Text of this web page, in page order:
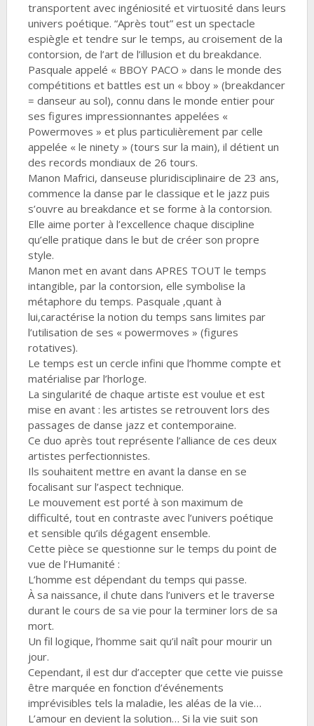
transportent avec ingéniosité et virtuosité dans leurs
univers poétique. “Après tout” est un spectacle
espiègle et tendre sur le temps, au croisement de la
contorsion, de l’art de l’illusion et du breakdance.
Pasquale appelé « BBOY PACO » dans le monde des
compétitions et battles est un « bboy » (breakdancer
= danseur au sol), connu dans le monde entier pour
ses figures impressionnantes appelées «
Powermoves » et plus particulièrement par celle
appelée « le ninety » (tours sur la main), il détient un
des records mondiaux de 26 tours.
Manon Mafrici, danseuse pluridisciplinaire de 23 ans,
commence la danse par le classique et le jazz puis
s’ouvre au breakdance et se forme à la contorsion.
Elle aime porter à l’excellence chaque discipline
qu’elle pratique dans le but de créer son propre
style.
Manon met en avant dans APRES TOUT le temps
intangible, par la contorsion, elle symbolise la
métaphore du temps. Pasquale ,quant à
lui,caractérise la notion du temps sans limites par
l’utilisation de ses « powermoves » (figures
rotatives).
Le temps est un cercle infini que l’homme compte et
matérialise par l’horloge.
La singularité de chaque artiste est voulue et est
mise en avant : les artistes se retrouvent lors des
passages de danse jazz et contemporaine.
Ce duo après tout représente l’alliance de ces deux
artistes perfectionnistes.
Ils souhaitent mettre en avant la danse en se
focalisant sur l’aspect technique.
Le mouvement est porté à son maximum de
difficulté, tout en contraste avec l’univers poétique
et sensible qu’ils dégagent ensemble.
Cette pièce se questionne sur le temps du point de
vue de l’Humanité :
L’homme est dépendant du temps qui passe.
À sa naissance, il chute dans l’univers et le traverse
durant le cours de sa vie pour la terminer lors de sa
mort.
Un fil logique, l’homme sait qu’il naît pour mourir un
jour.
Cependant, il est dur d’accepter que cette vie puisse
être marquée en fonction d’événements
imprévisibles tels la maladie, les aléas de la vie…
L’amour en devient la solution… Si la vie suit son